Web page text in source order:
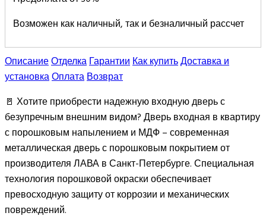
Возможен как наличный, так и безналичный рассчет
ОписаниеОтделкаГарантииКак купитьДоставка и
установкаОплатаВозврат
🚪 Хотите приобрести надежную входную дверь с
безупречным внешним видом? Дверь входная в квартиру
с порошковым напылением и МДФ – современная
металлическая дверь с порошковым покрытием от
производителя ЛАВА в Санкт-Петербурге. Специальная
технология порошковой окраски обеспечивает
превосходную защиту от коррозии и механических
повреждений.